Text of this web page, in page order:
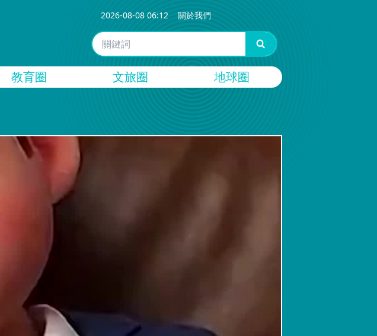
2026-08-08 06:12 關於我們
教育圈 文旅圈 地球圈